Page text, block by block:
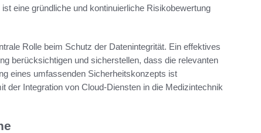
eine gründliche und kontinuierliche Risikobewertung
Rolle beim Schutz der Datenintegrität. Ein effektives
berücksichtigen und sicherstellen, dass die relevanten
eines umfassenden Sicherheitskonzepts ist
der Integration von Cloud-Diensten in die Medizintechnik